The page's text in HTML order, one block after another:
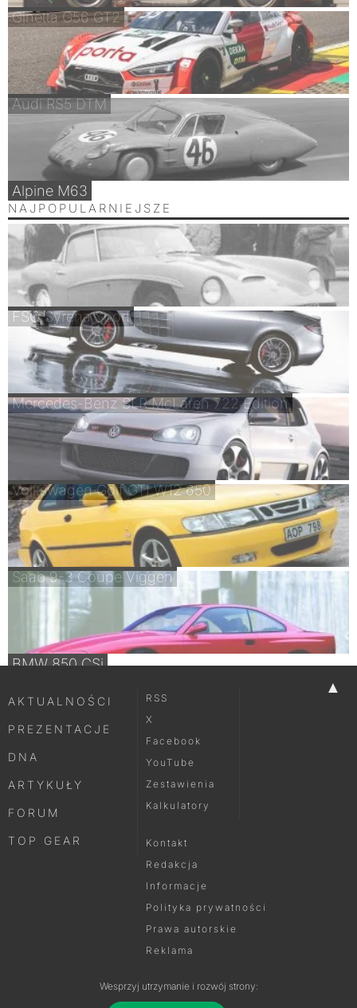
Ginetta G56 GT2
Audi RS5 DTM
Alpine M63
NAJPOPULARNIEJSZE
FSO Syrena Sport
Mercedes-Benz SLR McLaren 722 Edition
Volkswagen Golf GTI W12 650
Saab 9-3 Coupe Viggen
BMW 850 CSi
▲
AKTUALNOŚCI
PREZENTACJE
DNA
ARTYKUŁY
FORUM
TOP GEAR
RSS
X
Facebook
YouTube
Zestawienia
Kalkulatory
Kontakt
Redakcja
Informacje
Polityka prywatności
Prawa autorskie
Reklama
Wesprzyj utrzymanie i rozwój strony: